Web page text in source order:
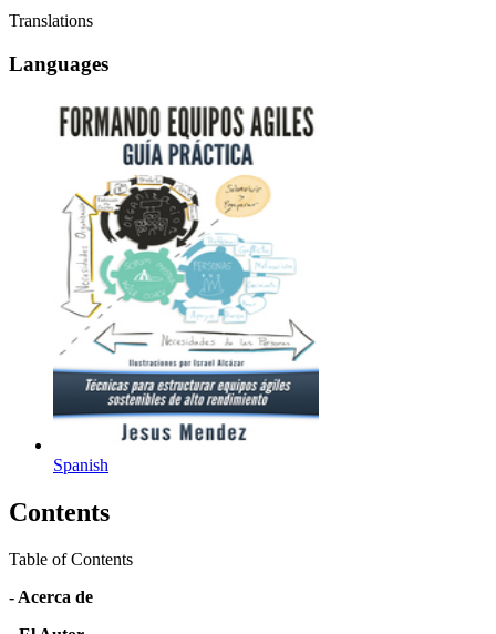
Translations
Languages
Spanish
Contents
Table of Contents
- Acerca de